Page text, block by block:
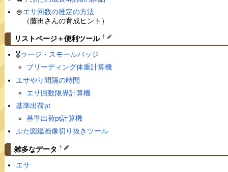
🍚エサ回数の推定の方法
（藤田さんの育成ヒント）
リストページ＋便利ツール †
🎖ラージ・スモールバッジ
ブリーディング体重計算機
エサやり間隔の時間
エサ回数限界計算機
基準出荷pt
基準出荷pt計算機
ぶた図鑑画像切り抜きツール
雑多なデータ †
エサ